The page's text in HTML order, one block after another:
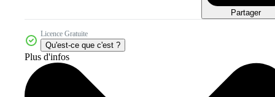
Partager
Licence Gratuite
Qu'est-ce que c'est ?
Plus d'infos